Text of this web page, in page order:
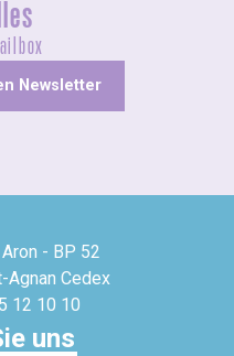
Newsletter
- BP 52
Agnan Cedex
12 10 10
uns